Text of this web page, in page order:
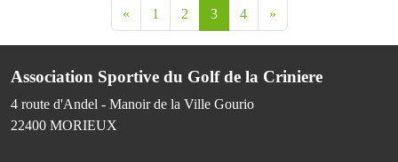
« 1 2 3 4 »
Association Sportive du Golf de la Criniere
4 route d'Andel - Manoir de la Ville Gourio
22400 MORIEUX